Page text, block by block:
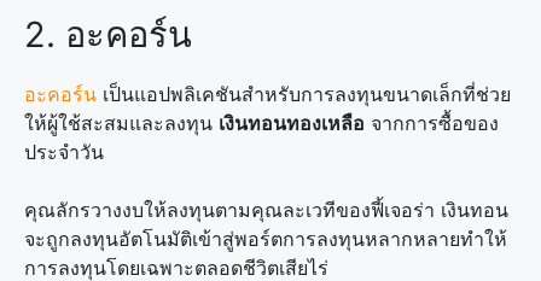
2. อะคอร์น
อะคอร์น เป็นแอปพลิเคชันสำหรับการลงทุนขนาดเล็กที่ช่วย
ให้ผู้ใช้สะสมและลงทุน เงินทอนทองเหลือ จากการซื้อของ
ประจำวัน
คุณลักรวางงบให้ลงทุนตามคุณละเวทีของฟี้เจอร่า เงินทอน
จะถูกลงทุนอัตโนมัติเข้าสู่พอร์ตการลงทุนหลากหลายทำให้
การลงทุนโดยเฉพาะตลอดชีวิตเสียไร่